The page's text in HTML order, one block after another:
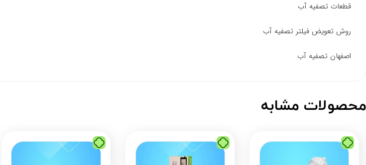
قطعات تصفیه آب
روش تعویض فیلتر تصفیه آب
اصفهان تصفیه آب
محصولات مشابه